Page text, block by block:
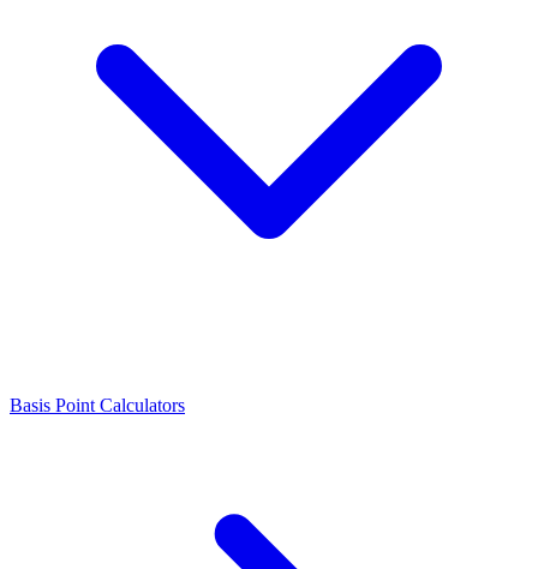
Basis Point Calculators